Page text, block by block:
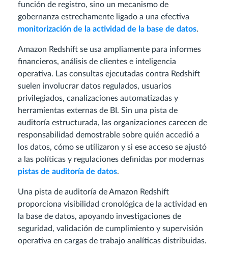
función de registro, sino un mecanismo de
gobernanza estrechamente ligado a una efectiva
monitorización de la actividad de la base de datos.
Amazon Redshift se usa ampliamente para informes
financieros, análisis de clientes e inteligencia
operativa. Las consultas ejecutadas contra Redshift
suelen involucrar datos regulados, usuarios
privilegiados, canalizaciones automatizadas y
herramientas externas de BI. Sin una pista de
auditoría estructurada, las organizaciones carecen de
responsabilidad demostrable sobre quién accedió a
los datos, cómo se utilizaron y si ese acceso se ajustó
a las políticas y regulaciones definidas por modernas
pistas de auditoría de datos.
Una pista de auditoría de Amazon Redshift
proporciona visibilidad cronológica de la actividad en
la base de datos, apoyando investigaciones de
seguridad, validación de cumplimiento y supervisión
operativa en cargas de trabajo analíticas distribuidas.